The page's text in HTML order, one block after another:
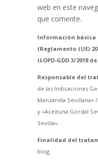
web en este
que comente.
Información básica
(Reglamento (UE)
(LOPD-GDD 3/2018
Responsable del
de las Indicaciones
Manzanilla Sevillana»
y «Aceituna Gordal
Sevilla».
Finalidad del
blog.